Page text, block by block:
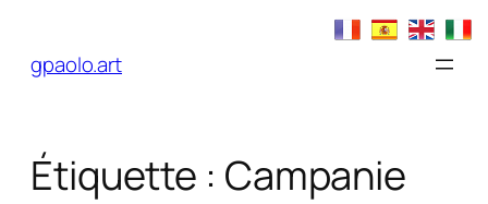
contenu
gpaolo.art
Étiquette : Campanie